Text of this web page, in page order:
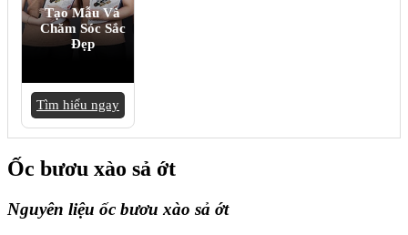
Tạo Mẫu Và
Chăm Sóc Sắc
Đẹp
Tìm hiểu ngay
Ốc bươu xào sả ớt
Nguyên liệu ốc bươu xào sả ớt